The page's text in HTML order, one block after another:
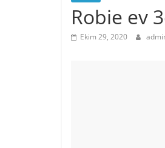
Robie ev
Ekim 29, 2020